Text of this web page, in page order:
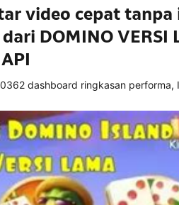
video cepat
DOMINO VERSI
dashboard ringkasan performa,